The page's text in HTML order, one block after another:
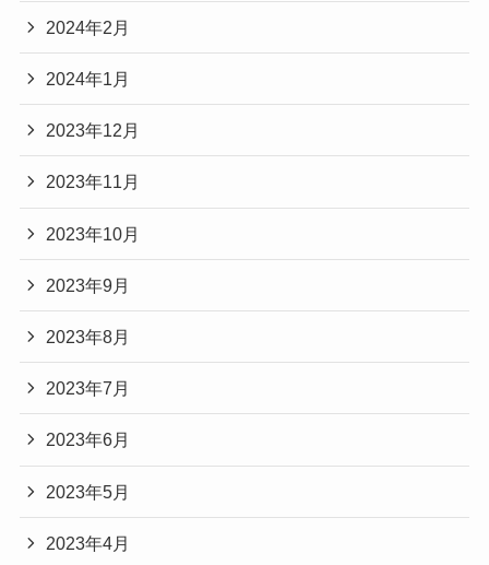
2024年2月
2024年1月
2023年12月
2023年11月
2023年10月
2023年9月
2023年8月
2023年7月
2023年6月
2023年5月
2023年4月